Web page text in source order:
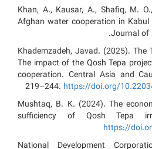
Khan, A., Kausar, A., Shafiq, M.
Afghan water cooperation in
Journal of
Khademzadeh, Javad. (2025). The
The impact of the Qosh Tepa
cooperation. Central Asia and
219–244. https://doi.org/
Mushtaq, B. K. (2024). The
sufficiency of Qosh Tepa
https://
National Development